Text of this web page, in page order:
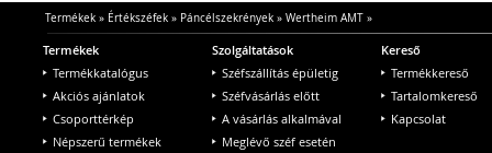
Termékek» Értékszéfek» Páncélszekrények» Wertheim AMT»
Termékek
Termékkatalógus
Akciós ajánlatok
Csoporttérkép
Népszerű termékek
Szolgáltatások
Széfszállítás épületig
Széfvásárlás előtt
A vásárlás alkalmával
Meglévő széf esetén
Kereső
Termékkereső
Tartalomkereső
Kapcsolat